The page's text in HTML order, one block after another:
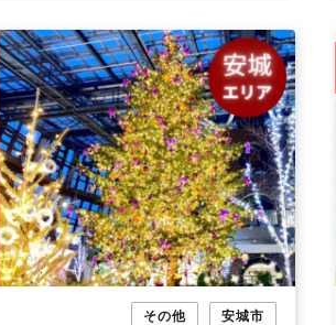
その他 安城市